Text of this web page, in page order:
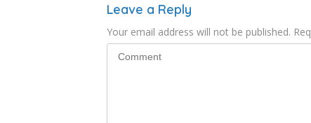
Leave a Reply
Your email address will not be published.